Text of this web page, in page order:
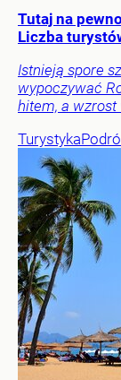
Tutaj na
Liczba
Istnieją spore
wypoczywać
hitem, a
Turystyka